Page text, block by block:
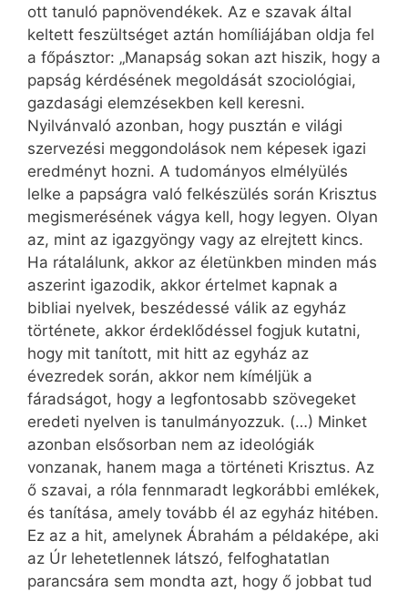
ott tanuló papnövendékek. Az e szavak által
keltett feszültséget aztán homíliájában oldja fel
a főpásztor: „Manapság sokan azt hiszik, hogy a
papság kérdésének megoldását szociológiai,
gazdasági elemzésekben kell keresni.
Nyilvánvaló azonban, hogy pusztán e világi
szervezési meggondolások nem képesek igazi
eredményt hozni. A tudományos elmélyülés
lelke a papságra való felkészülés során Krisztus
megismerésének vágya kell, hogy legyen. Olyan
az, mint az igazgyöngy vagy az elrejtett kincs.
Ha rátalálunk, akkor az életünkben minden más
aszerint igazodik, akkor értelmet kapnak a
bibliai nyelvek, beszédessé válik az egyház
története, akkor érdeklődéssel fogjuk kutatni,
hogy mit tanított, mit hitt az egyház az
évezredek során, akkor nem kíméljük a
fáradságot, hogy a legfontosabb szövegeket
eredeti nyelven is tanulmányozzuk. (…) Minket
azonban elsősorban nem az ideológiák
vonzanak, hanem maga a történeti Krisztus. Az
ő szavai, a róla fennmaradt legkorábbi emlékek,
és tanítása, amely tovább él az egyház hitében.
Ez az a hit, amelynek Ábrahám a példaképe, aki
az Úr lehetetlennek látszó, felfoghatatlan
parancsára sem mondta azt, hogy ő jobbat tud